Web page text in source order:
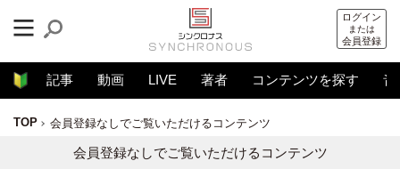
ログイン
または
会員登録
記事 動画 LIVE 著者 コンテンツを探す 音
TOP 会員登録なしでご覧いただけるコンテンツ
会員登録なしでご覧いただけるコンテンツ